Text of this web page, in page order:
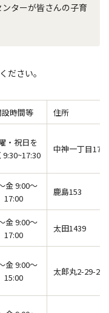
ターが皆さんの子育
ださい。
時間等 住所
・祝日を
9:30~17:30
中神一丁目174
金 9:00～
17:00
鹿島153
金 9:00～
17:00
太田1439
金 9:00～
15:00
太郎丸2-29-2